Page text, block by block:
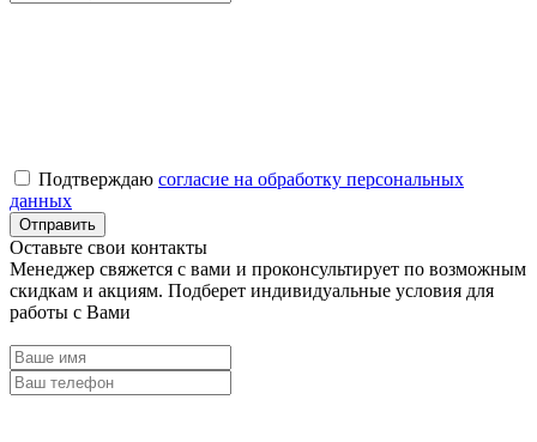
Подтверждаю согласие на обработку персональных
данных
Оставьте свои контакты
Менеджер свяжется с вами и проконсультирует по возможным
скидкам и акциям. Подберет индивидуальные условия для
работы с Вами